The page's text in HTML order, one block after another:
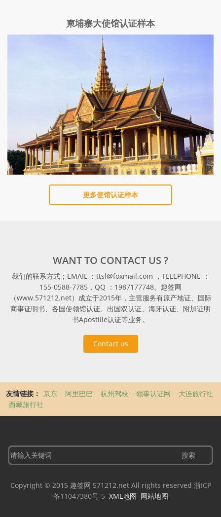
柬埔寨大使馆认证样本
更多使馆认证样本
WANT TO CONTACT US ?
我们的联系方式；EMAIL ：ttsl@foxmail.com ，TELEPHONE ：
155-0588-7785，QQ ：1987177748。趣签网
（www.571212.net）成立于2015年，主营服务有原产地证、国际
商事证明书、各国使领馆认证、出国双认证、海牙认证、附加证明
书Apostille认证等业务。
Contact us
友情链接： 京东 阿里巴巴 杭州驾校 领事认证网
大连旅行社
西藏旅行社
Copyright © 2015 趣签网 571212.net All rights reserved 浙ICP
备11047380号-5 XML地图 网站地图